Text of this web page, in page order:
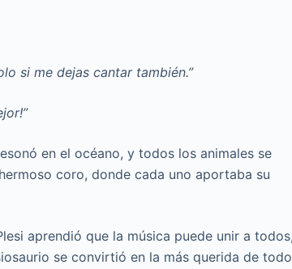
si me dejas cantar también.”
en el océano, y todos los animales se
coro, donde cada uno aportaba su
aprendió que la música puede unir a
se convirtió en la más querida de todo